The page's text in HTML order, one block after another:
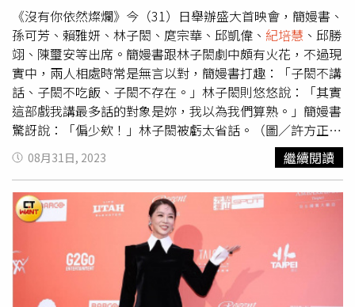
《沒有你依然燦爛》今（31）日舉辦盛大首映會，簡嫚書、
孫可芳、賴雅妍、林子閎、庹宗華、邱凱偉、 紀培慧 、邱勝
翊、陳璽安等出席。簡嫚書跟林子閎劇中頗有火花，不過現
實中，兩人相處時常是無言以對，簡嫚書打趣：「子閎不講
話、子閎不吃飯、子閎不存在。」林子閎則悠悠說：「其實
這部戲我講最多話的對象是妳，我以為我們算熟。」簡嫚書
驚訝說：「偏少欸！」林子閎被虧太省話。（圖／許方正
攝）簡嫚書笑說，有次在外地拍戲，子閎搭她便車回台北，
一個小時的車程，沿路只聽到車子打方向燈的聲音，車子內
的生物完全都靜默，「但我們一點都沒尷尬，我們有點心靈
相通。」她覺得兩人很合拍，才能達到不講話都無所謂的境
界，但強調兩人戲中很有火花，只是一喊卡之後，「就只剩
下呼吸聲」，她也打趣：「如果被傳不合，我們也不會解釋
的，沒關係。」孫可芳也爆料，「有天跟他們同場次，我以
為是拍很沈重的戲，怎麼梳化間怎麼安靜！」但她也緩頰：
「我覺得他們是比較悶騷。」她說，跟他們倆各別講話，都
08月31日, 2023 繼續閱讀